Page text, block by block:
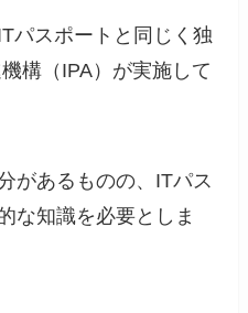
パスポートと同じく独
構（IPA）が実施して
があるものの、ITパス
な知識を必要としま